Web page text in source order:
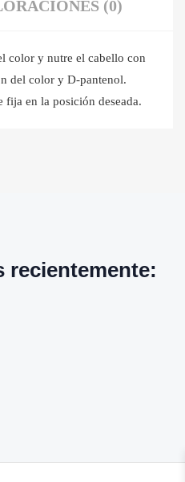
(0)
color y nutre el cabello con
del color y D-pantenol.
fija en la posición deseada.